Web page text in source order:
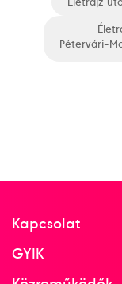
Pétervári-
Kapcsolat
GYIK